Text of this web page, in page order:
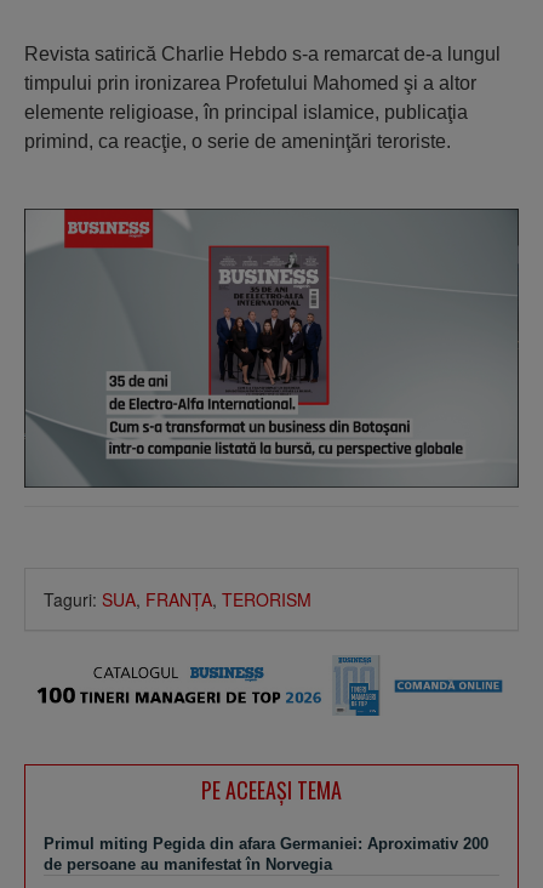
Revista satirică Charlie Hebdo s-a remarcat de-a lungul
timpului prin ironizarea Profetului Mahomed şi a altor
elemente religioase, în principal islamice, publicaţia
primind, ca reacţie, o serie de ameninţări teroriste.
Taguri: SUA, FRANŢA, TERORISM
PE ACEEAŞI TEMA
Primul miting Pegida din afara Germaniei: Aproximativ 200
de persoane au manifestat în Norvegia